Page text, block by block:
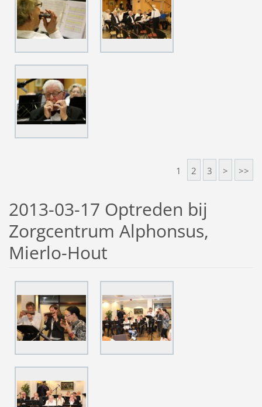
1 2 3 > >>
2013-03-17 Optreden bij
Zorgcentrum Alphonsus,
Mierlo-Hout